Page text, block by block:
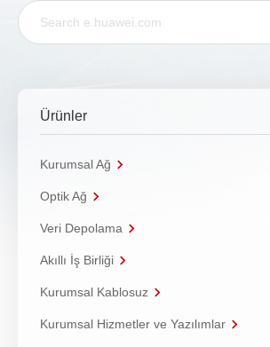
Ürünler
Kurumsal Ağ
Optik Ağ
Veri Depolama
Akıllı İş Birliği
Kurumsal Kablosuz
Kurumsal Hizmetler ve Yazılımlar